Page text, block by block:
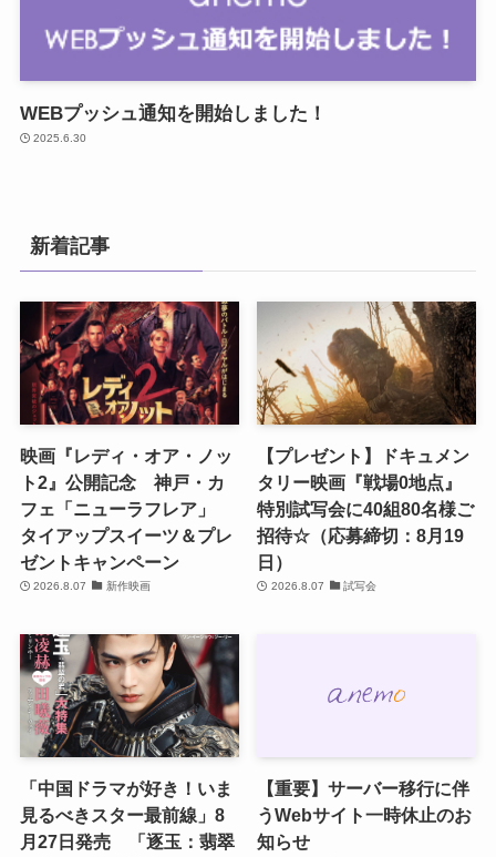
WEBプッシュ通知を開始しました！
2025.6.30
新着記事
映画『レディ・オア・ノッ
ト2』公開記念 神戸・カ
フェ「ニューラフレア」
タイアップスイーツ＆プレ
ゼントキャンペーン
2026.8.07 新作映画
【プレゼント】ドキュメン
タリー映画『戦場0地点』
特別試写会に40組80名様ご
招待☆（応募締切：8月19
日）
2026.8.07 試写会
「中国ドラマが好き！いま
見るべきスター最前線」8
月27日発売 「逐玉：翡翠
【重要】サーバー移行に伴
うWebサイト一時休止のお
知らせ